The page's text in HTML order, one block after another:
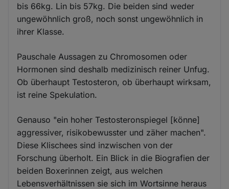
bis 66kg. Lin bis 57kg. Die beiden sind weder
ungewöhnlich groß, noch sonst ungewöhnlich in
ihrer Klasse.
Pauschale Aussagen zu Chromosomen oder
Hormonen sind deshalb medizinisch reiner Unfug.
Ob überhaupt Testosteron, ob überhaupt wirksam,
ist reine Spekulation.
Genauso "ein hoher Testosteronspiegel [könne]
aggressiver, risikobewusster und zäher machen".
Diese Klischees sind inzwischen von der
Forschung überholt. Ein Blick in die Biografien der
beiden Boxerinnen zeigt, aus welchen
Lebensverhältnissen sie sich im Wortsinne heraus